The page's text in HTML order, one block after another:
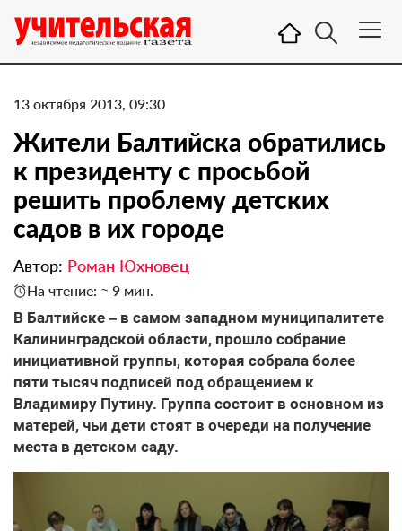
13 октября 2013, 09:30
Жители Балтийска обратились
к президенту с просьбой
решить проблему детских
садов в их городе
Автор: Роман Юхновец
На чтение: ≈ 9 мин.
В Балтийске – в самом западном муниципалитете
Калининградской области, прошло собрание
инициативной группы, которая собрала более
пяти тысяч подписей под обращением к
Владимиру Путину. Группа состоит в основном из
матерей, чьи дети стоят в очереди на получение
места в детском саду.